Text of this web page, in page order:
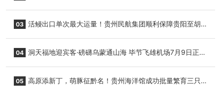
03 活鳗出口单次最大运量！贵州民航集团顺利保障贵阳至胡
04 洞天福地迎宾客·磅礴乌蒙通山海 毕节飞雄机场7月9日正式
05 高原添新丁，萌豚征黔名！贵州海洋馆成功批量繁育三只